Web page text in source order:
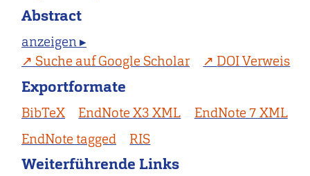
Abstract
anzeigen ▸
Suche auf Google Scholar
DOI Verweis
Exportformate
BibTeX EndNote X3 XML
EndNote 7 XML
EndNote tagged
RIS
Weiterführende Links